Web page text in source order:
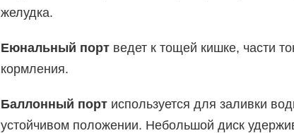
желудка.
Еюнальный порт ведет к тощей кишке, части
кормления.
Баллонный порт используется для заливки
устойчивом положении. Небольшой диск